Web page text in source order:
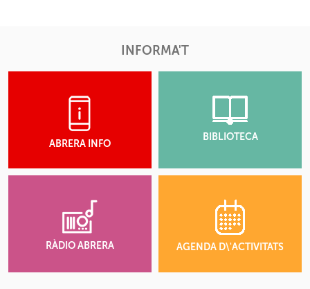
INFORMA'T
ABRERA INFO
BIBLIOTECA
RÀDIO ABRERA AGENDA D\'ACTIVITATS